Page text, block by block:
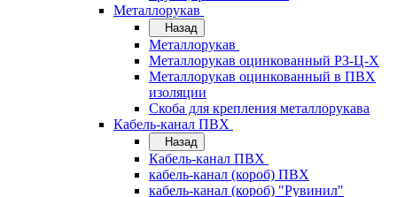
Металлорукав
Назад
Металлорукав
Металлорукав оцинкованный РЗ-Ц-Х
Металлорукав оцинкованный в ПВХ
изоляции
Скоба для крепления металлорукава
Кабель-канал ПВХ
Назад
Кабель-канал ПВХ
кабель-канал (короб) ПВХ
кабель-канал (короб) "Рувинил"